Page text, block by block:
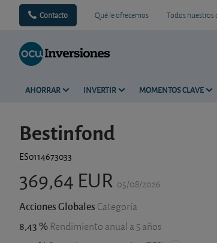
Contacto Qué le ofrecemos Todos nuestros
AHORRAR INVERTIR MOMENTOS CLAVE
Bestinfond
ES0114673033
369,64 EUR 05/08/2026
Acciones Globales Categoría
8,43 % Rendimiento anual a 5 años